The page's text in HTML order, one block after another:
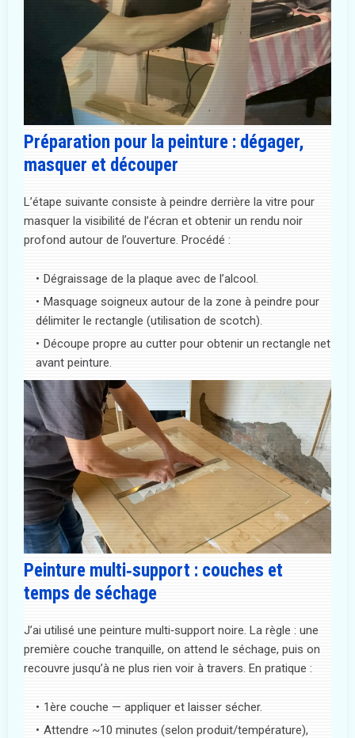
Préparation pour la peinture : dégager,
masquer et découper
L’étape suivante consiste à peindre derrière la vitre pour
masquer la visibilité de l’écran et obtenir un rendu noir
profond autour de l’ouverture. Procédé :
Dégraissage de la plaque avec de l’alcool.
Masquage soigneux autour de la zone à peindre pour
délimiter le rectangle (utilisation de scotch).
Découpe propre au cutter pour obtenir un rectangle net
avant peinture.
Peinture multi‑support : couches et
temps de séchage
J’ai utilisé une peinture multi‑support noire. La règle : une
première couche tranquille, on attend le séchage, puis on
recouvre jusqu’à ne plus rien voir à travers. En pratique :
1ère couche — appliquer et laisser sécher.
Attendre ~10 minutes (selon produit/température),